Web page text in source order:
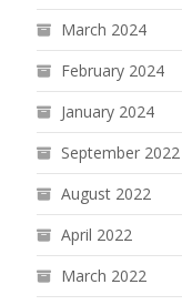
March 2024
February 2024
January 2024
September 2022
August 2022
April 2022
March 2022